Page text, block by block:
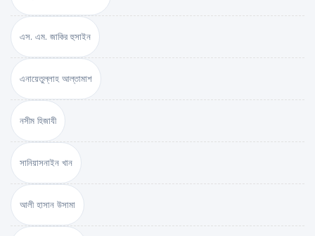
এস. এম. জাকির হুসাইন
এনায়েতুল্লাহ আল্‌তামাশ
নসীম হিজাযী
সানিয়াসনাইন খান
আলী হাসান উসামা